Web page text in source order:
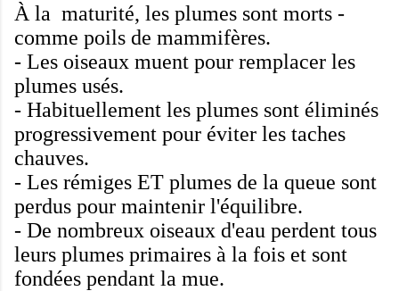
À la maturité, les plumes sont morts -
comme poils de mammifères.
- Les oiseaux muent pour remplacer les
plumes usés.
- Habituellement les plumes sont éliminés
progressivement pour éviter les taches
chauves.
- Les rémiges ET plumes de la queue sont
perdus pour maintenir l'équilibre.
- De nombreux oiseaux d'eau perdent tous
leurs plumes primaires à la fois et sont
fondées pendant la mue.